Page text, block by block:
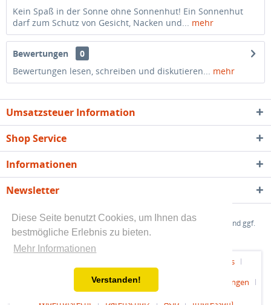
Diese Seite benutzt Cookies, um Ihnen das
bestmögliche Erlebnis zu bieten.
Mehr Informationen
Verstanden!
Kein Spaß in der Sonne ohne Sonnenhut! Ein Sonnenhut
darf zum Schutz von Gesicht, Nacken und... mehr
Bewertungen
0
Bewertungen lesen, schreiben und diskutieren... mehr
Umsatzsteuer Information
Shop Service
Informationen
Newsletter
* Alle angegebenen Preise sind Endpreise zzgl.Versandkosten
und ggf.
Nachnahmegebühren, wenn nicht anders beschrieben
Über uns
Kontakt
Versand und Zahlungsbedingungen
Widerrufsrecht
Datenschutz AGB Impressum